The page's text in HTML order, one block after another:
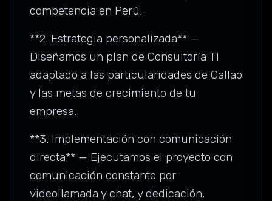
competencia en Perú.
**2. Estrategia personalizada** —
Diseñamos un plan de Consultoría TI
adaptado a las particularidades de Callao
y las metas de crecimiento de tu
empresa.
**3. Implementación con comunicación
directa** — Ejecutamos el proyecto con
comunicación constante por
videollamada y chat, y dedicación,